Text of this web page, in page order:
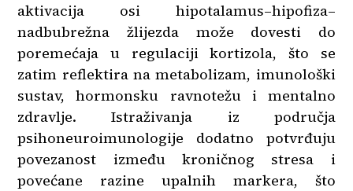
aktivacija osi hipotalamus–hipofiza–
nadbubrežna žlijezda može dovesti do
poremećaja u regulaciji kortizola, što se
zatim reflektira na metabolizam, imunološki
sustav, hormonsku ravnotežu i mentalno
zdravlje. Istraživanja iz područja
psihoneuroimunologije dodatno potvrđuju
povezanost između kroničnog stresa i
povećane razine upalnih markera, što